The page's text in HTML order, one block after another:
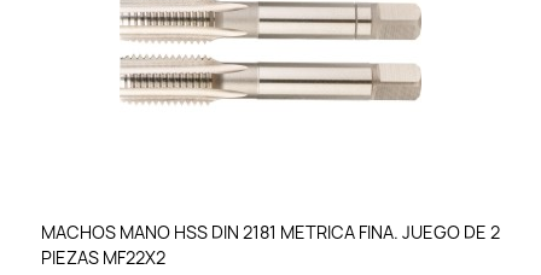
MACHOS MANO HSS DIN 2181 METRICA FINA. JUEGO DE 2
PIEZAS MF22X2